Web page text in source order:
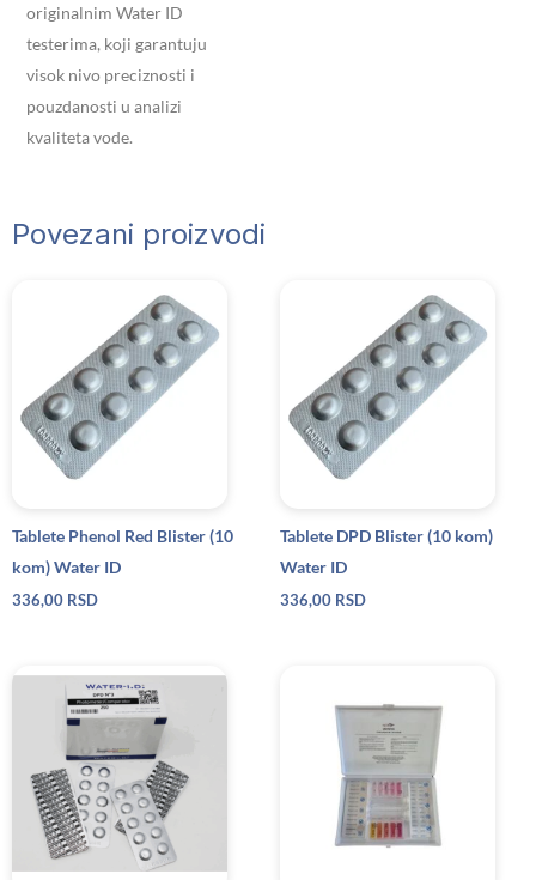
originalnim Water ID
testerima, koji garantuju
visok nivo preciznosti i
pouzdanosti u analizi
kvaliteta vode.
Povezani proizvodi
Tablete Phenol Red Blister (10
kom) Water ID
336,00 RSD
Tablete DPD Blister (10 kom)
Water ID
336,00 RSD